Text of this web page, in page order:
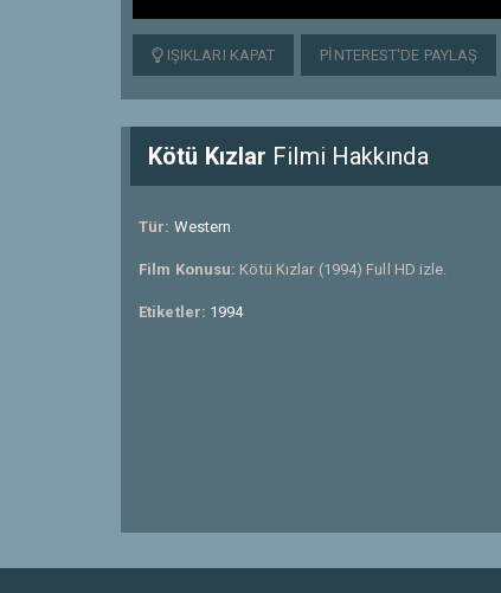
IŞIKLARI KAPAT PINTEREST'DE PAYLAŞ
Kötü Kızlar Filmi Hakkında
Tür: Western
Film Konusu: Kötü Kızlar (1994) Full HD izle.
Etiketler: 1994